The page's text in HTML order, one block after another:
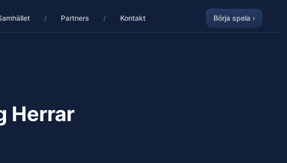
Partners Kontakt Börja spela ›
Herrar